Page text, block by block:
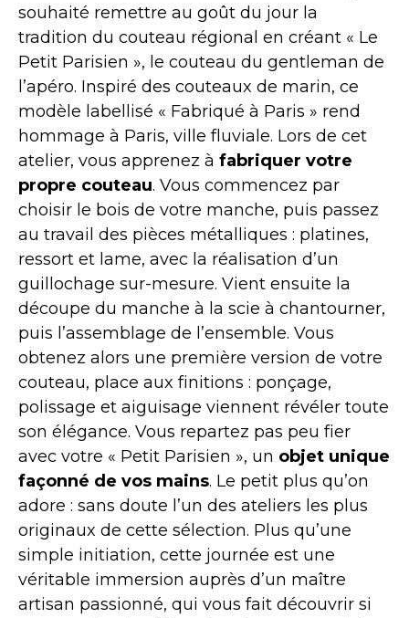
souhaité remettre au goût du jour la
tradition du couteau régional en créant « Le
Petit Parisien », le couteau du gentleman de
l’apéro. Inspiré des couteaux de marin, ce
modèle labellisé « Fabriqué à Paris » rend
hommage à Paris, ville fluviale. Lors de cet
atelier, vous apprenez à fabriquer votre
propre couteau. Vous commencez par
choisir le bois de votre manche, puis passez
au travail des pièces métalliques : platines,
ressort et lame, avec la réalisation d’un
guillochage sur-mesure. Vient ensuite la
découpe du manche à la scie à chantourner,
puis l’assemblage de l’ensemble. Vous
obtenez alors une première version de votre
couteau, place aux finitions : ponçage,
polissage et aiguisage viennent révéler toute
son élégance. Vous repartez pas peu fier
avec votre « Petit Parisien », un objet unique
façonné de vos mains. Le petit plus qu’on
adore : sans doute l’un des ateliers les plus
originaux de cette sélection. Plus qu’une
simple initiation, cette journée est une
véritable immersion auprès d’un maître
artisan passionné, qui vous fait découvrir si